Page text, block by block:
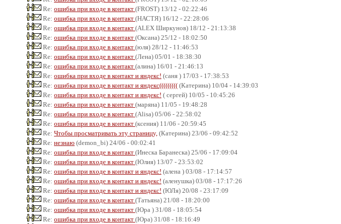
Re: ошибка при входе в контакт (FROST) 13/12 - 02:22:46
Re: ошибка при входе в контакт (НАСТЯ) 16/12 - 22:28:06
Re: ошибка при входе в контакт (ALEX Ширкунов) 18/12 - 21:13:38
Re: ошибка при входе в контакт (Оксана) 25/12 - 18:02:50
Re: ошибка при входе в контакт (юля) 28/12 - 11:46:53
Re: ошибка при входе в контакт (Лена) 05/01 - 18:38:30
Re: ошибка при входе в контакт (алина) 16/01 - 21:46:13
Re: ошибка при входе в контакт и яндекс! (саня ) 17/03 - 17:38:53
Re: ошибка при входе в контакт и яндекс((((((((( (Катерина) 10/04 - 14:39:03
Re: ошибка при входе в контакт и яндекс! ( сергей) 10/05 - 10:45:26
Re: ошибка при входе в контакт (маряна) 11/05 - 19:48:28
Re: ошибка при входе в контакт (Alisa) 05/06 - 22:58:02
Re: ошибка при входе в контакт (ксения) 11/06 - 20:59:45
Re: Чтобы просматривать эту страницу, (Катерина) 23/06 - 09:42:52
Re: незнаю (demon_bi) 24/06 - 00:02:41
Re: ошибка при входе в контакт (Инеска Баранеска) 25/06 - 17:09:04
Re: ошибка при входе в контакт (Юлия) 13/07 - 23:53:02
Re: ошибка при входе в контакт и яндекс! (алена ) 03/08 - 17:14:57
Re: ошибка при входе в контакт и яндекс! (аленушка) 03/08 - 17:17:26
Re: ошибка при входе в контакт и яндекс! (ЮЛя) 20/08 - 23:17:09
Re: ошибка при входе в контакт (Татьяна) 21/08 - 18:20:00
Re: ошибка при входе в контакт (Юра ) 31/08 - 18:05:54
Re: ошибка при входе в контакт (Юра) 31/08 - 18:16:49